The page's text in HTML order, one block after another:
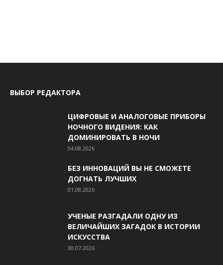
ВЫБОР РЕДАКТОРА
ЦИФРОВЫЕ И АНАЛОГОВЫЕ ПРИБОРЫ
НОЧНОГО ВИДЕНИЯ: КАК
ДОМИНИРОВАТЬ В НОЧИ
04.08.2026
БЕЗ ИННОВАЦИЙ ВЫ НЕ СМОЖЕТЕ
ДОГНАТЬ ЛУЧШИХ
01.08.2026
УЧЕНЫЕ РАЗГАДАЛИ ОДНУ ИЗ
ВЕЛИЧАЙШИХ ЗАГАДОК В ИСТОРИИ
ИСКУССТВА
30.07.2026